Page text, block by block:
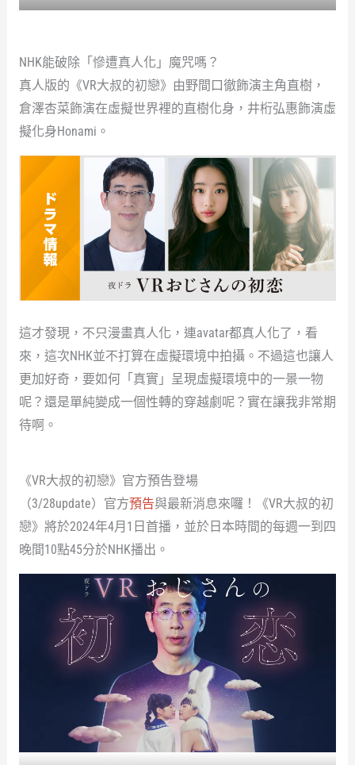
NHK能破除「慘遭真人化」魔咒嗎？
真人版的《VR大叔的初戀》由野間口徹飾演主角直樹，
倉澤杏菜飾演在虛擬世界裡的直樹化身，井桁弘惠飾演虛
擬化身Honami。
這才發現，不只漫畫真人化，連avatar都真人化了，看
來，這次NHK並不打算在虛擬環境中拍攝。不過這也讓人
更加好奇，要如何「真實」呈現虛擬環境中的一景一物
呢？還是單純變成一個性轉的穿越劇呢？實在讓我非常期
待啊。
《VR大叔的初戀》官方預告登場
（3/28update）官方預告與最新消息來囉！《VR大叔的初
戀》將於2024年4月1日首播，並於日本時間的每週一到四
晚間10點45分於NHK播出。